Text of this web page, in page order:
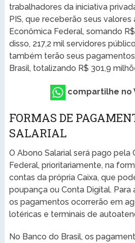
trabalhadores da iniciativa
PIS, que receberão seus valores
Econômica Federal, somando
disso, 217,2 mil servidores
também terão seus
Brasil, totalizando R$ 301,9
compartilhe no
FORMAS DE
SALARIAL
O Abono Salarial será pago pela
Federal, prioritariamente, na
contas da própria Caixa, que
poupança ou Conta Digital. Para
os pagamentos ocorrerão em
lotéricas e terminais de
No Banco do Brasil, os